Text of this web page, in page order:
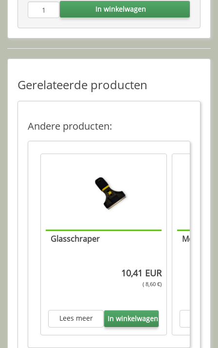
In winkelwagen
Gerelateerde producten
Andere producten:
Glasschraper
10,41 EUR
( 8,60 €)
Lees meer In winkelwagen